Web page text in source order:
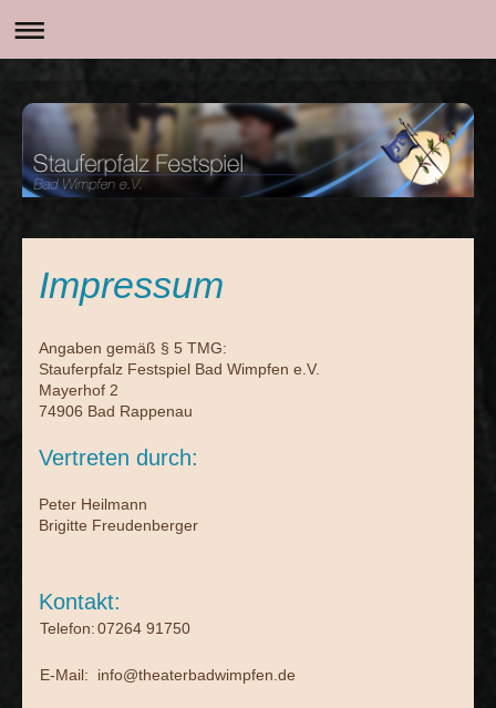
Impressum
Angaben gemäß § 5 TMG:
Stauferpfalz Festspiel Bad Wimpfen e.V.
Mayerhof 2
74906 Bad Rappenau
Vertreten durch:
Peter Heilmann
Brigitte Freudenberger
Kontakt:
Telefon:07264 91750
E-Mail: info@theaterbadwimpfen.de